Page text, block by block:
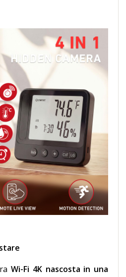
Wi-Fi 4K nascosta in una